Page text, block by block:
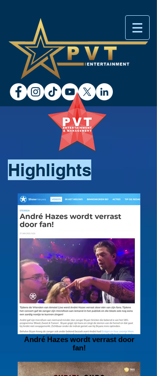
Highlights
André Hazes wordt verrast door
fan!